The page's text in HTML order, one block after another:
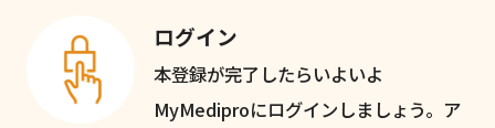
ログイン
本登録が完了したらいよいよ
MyMediproにログインしましょう。ア